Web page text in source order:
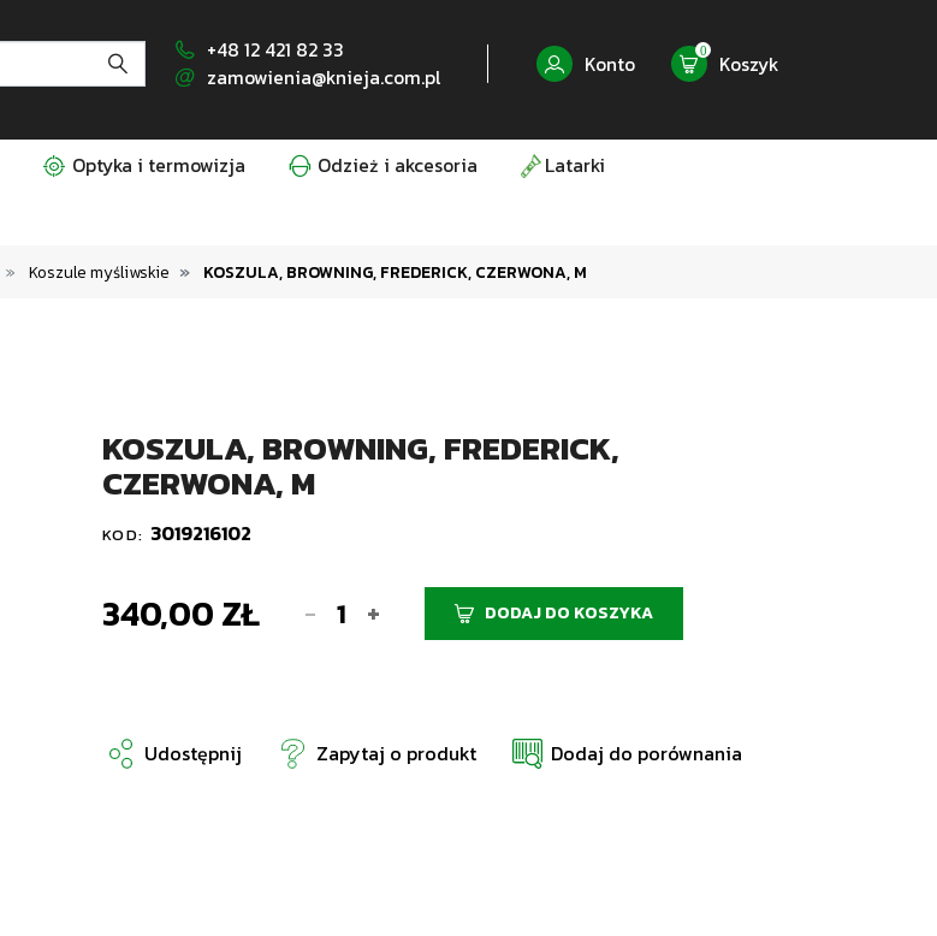
+48 12 421 82 33
zamowienia@knieja.com.pl
Konto 0 Koszyk
Optyka i termowizja Odzież i akcesoria
Latarki
Koszule myśliwskie KOSZULA, BROWNING, FREDERICK, CZERWONA, M
KOSZULA, BROWNING, FREDERICK,
CZERWONA, M
KOD: 3019216102
340,00 ZŁ - + DODAJ DO KOSZYKA
Udostępnij Zapytaj o produkt Dodaj do porównania